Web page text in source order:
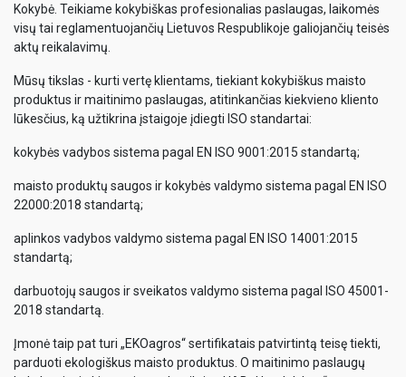
Kokybė. Teikiame kokybiškas profesionalias paslaugas, laikomės
visų tai reglamentuojančių Lietuvos Respublikoje galiojančių teisės
aktų reikalavimų.
Mūsų tikslas - kurti vertę klientams, tiekiant kokybiškus maisto
produktus ir maitinimo paslaugas, atitinkančias kiekvieno kliento
lūkesčius, ką užtikrina įstaigoje įdiegti ISO standartai:
kokybės vadybos sistema pagal EN ISO 9001:2015 standartą;
maisto produktų saugos ir kokybės valdymo sistema pagal EN ISO
22000:2018 standartą;
aplinkos vadybos valdymo sistema pagal EN ISO 14001:2015
standartą;
darbuotojų saugos ir sveikatos valdymo sistema pagal ISO 45001-
2018 standartą.
Įmonė taip pat turi „EKOagros“ sertifikatais patvirtintą teisę tiekti,
parduoti ekologiškus maisto produktus. O maitinimo paslaugų